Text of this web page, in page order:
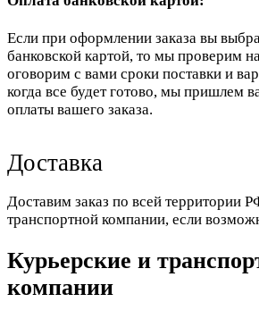
Если при оформлении заказа вы
банковской картой, то мы проверим
оговорим с вами сроки поставки и
когда все будет готово, мы пришлем
оплаты вашего заказа.
Доставка
Доставим заказ по всей территории
транспортной компании, если
Курьерские и
компании